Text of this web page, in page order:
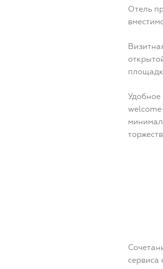
Отель
Удобное
сервиса